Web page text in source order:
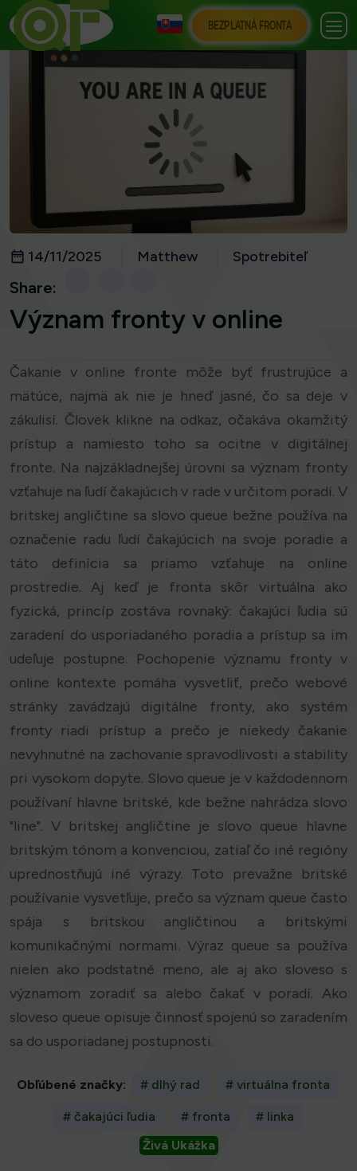
BEZPLATNÁ FRONTA
14/11/2025 Matthew Spotrebiteľ
Share:
Význam fronty v online
Čakanie v online fronte môže byť frustrujúce a
mätúce, najmä ak nie je hneď jasné, čo sa deje v
zákulisí. Človek klikne na odkaz, očakáva okamžitý
prístup a namiesto toho sa ocitne v digitálnej
fronte. Na najzákladnejšej úrovni sa význam fronty
vzťahuje na ľudí čakajúcich v rade v určitom poradí. V
britskej angličtine sa slovo queue bežne používa na
označenie radu ľudí čakajúcich na svoje poradie a
táto definícia sa priamo vzťahuje na online
prostredie. Aj keď je fronta skôr virtuálna ako
fyzická, princíp zostáva rovnaký: čakajúci ľudia sú
zaradení do usporiadaného poradia a prístup sa im
udeľuje postupne. Pochopenie významu fronty v
online kontexte pomáha vysvetliť, prečo webové
stránky zavádzajú digitálne fronty, ako systém
fronty riadi prístup a prečo je niekedy čakanie
nevyhnutné na zachovanie spravodlivosti a stability
pri vysokom dopyte. Slovo queue je v každodennom
používaní hlavne britské, kde bežne nahrádza slovo
"line". V britskej angličtine je slovo queue hlavne
britským tónom a konvenciou, zatiaľ čo iné regióny
uprednostňujú iné výrazy. Toto prevažne britské
používanie vysvetľuje, prečo sa význam queue často
spája s britskou angličtinou a britskými
komunikačnými normami. Výraz queue sa používa
nielen ako podstatné meno, ale aj ako sloveso s
významom zoradiť sa alebo čakať v poradí. Ako
sloveso queue opisuje činnosť spojenú so zaradením
sa do usporiadanej postupnosti.
Obľúbené značky: # dlhý rad # virtuálna fronta
# čakajúci ľudia # fronta
# linka
Živá Ukážka